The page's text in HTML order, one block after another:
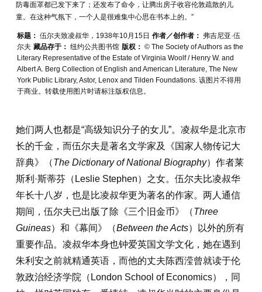
防毒面罩都已发下来了；还发布了命令，让腾出房子收容伦敦疏散的儿
童。在这种气氛下，一个人是很难集中心思在书本上的。”
标题： 伍尔夫致凌叔华，1938年10月15日 作者／创作者： 弗吉尼亚·伍
尔夫 藏品存于： 纽约公共图书馆 版权： © The Society of Authors as the
Literary Representative of the Estate of Virginia Woolf / Henry W. and
Albert A. Berg Collection of English and American Literature, The New
York Public Library, Astor, Lenox and Tilden Foundations. 该图片不得用
于商业。转载使用图片时请标注版权信息。
她们两人也都是“高级知识分子的女儿”。凌叔华是北京市
长的千金，而伍尔夫是著名文学家及《国家人物传记大
辞典》（The Dictionary of National Biography）作者莱
斯利·斯蒂芬（Leslie Stephen）之女。伍尔夫比凌叔华
年长十八岁，也是比凌叔华更为著名的作家。两人通信
期间，伍尔夫已出版了除《三个旧金币》（Three
Guineas）和《幕间》（Between the Acts）以外的所有
重要作品。凌叔华本身也钟爱英国文学文化，她在遇到
朱利安之前就精通英语，而他的丈夫陈西滢曾就读于伦
敦政治经济学院（London School of Economics），同